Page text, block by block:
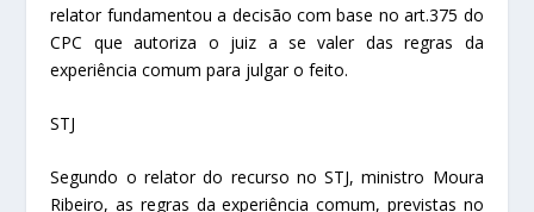
relator fundamentou a decisão com base no art.375 do
CPC que autoriza o juiz a se valer das regras da
experiência comum para julgar o feito.
STJ
Segundo o relator do recurso no STJ, ministro Moura
Ribeiro, as regras da experiência comum, previstas no